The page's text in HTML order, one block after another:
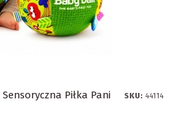
Sensoryczna Piłka Pani
SKU: 44114